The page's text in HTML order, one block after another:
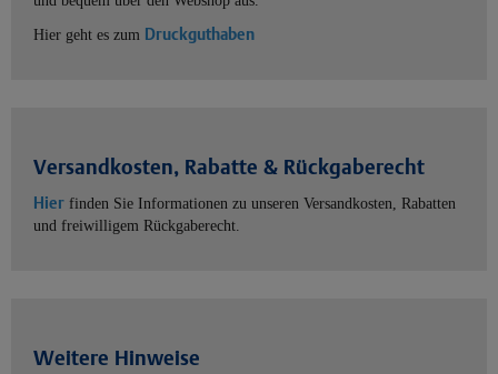
Hier geht es zum Druckguthaben
Versandkosten, Rabatte & Rückgaberecht
Hier finden Sie Informationen zu unseren Versandkosten, Rabatten
und freiwilligem Rückgaberecht.
Weitere Hinweise